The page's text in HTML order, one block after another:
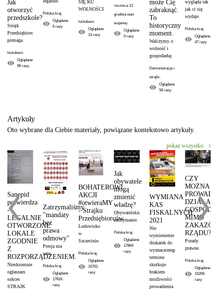
Jak
otworzyć
przedszkole?
Strajk
Przedsiębiorców
pomaga.
lockdown
Oglądane
96 razy
Polska kraj.
Oglądane
6 razy
SIĘ KU
WOLNOŚCI
lockdown
Oglądane
13 razy
rocznica 13
grudnia stan
wojenny
Oglądane
0razy
może Cię
zabraknąć.
To
historyczny
moment.
Walczymy o
wolność i
gospodarkę.
Demonstracje i
strajki.
Oglądane
56 razy
wygląda tak
jak ci się
wydaje.
Polska kraj.
Oglądane
47 razy
Artykuły
Oto wybrane dla Ciebie materiały, powiązane kontekstowo artykuły.
pokaż wszystko
Sanepid
potwierdza
-
LEGALNIE
OTWORZONE
LOKALE
ZGODNIE
Z
ROZPORZĄDZENIEM.
Nieskromnie
ogłaszam
sukces
STRAJK
Zatrzymaliśmy
"mandaty
bez
prawa
odmowy"
Presja ma
sens.
Polska kraj.
Oglądane
17816
razy
BOHATEROWI
AKCJI
#otwieraMY
- Strajku
Przedsiębiorców.
Lodowisko
w
Szczecinie.
Polska kraj.
Oglądane
16761
razy
Jak
obywatele
mogą
zmienić
władzę?
Obywatelskie
zatrzymanie.
Polska kraj.
Oglądane
17864
razy
WYMIANA
KAS
FISKALNYCH
2021
Nie
wymienienie
drukarek do
wyznaczonego
terminu
skutkuje
brakiem
możliwości
prowadzenia
CZY
MOŻNA
MIMO
RZĄDU?
Porady
prawne.
Polska kraj.
Oglądane
15209
razy